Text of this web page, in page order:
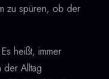
zu spüren, ob der
heißt, immer
der Alltag